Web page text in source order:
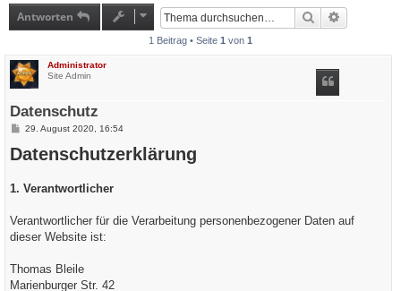
Antworten Suche
1 Beitrag • Seite 1 von 1
Administrator
Site Admin
Datenschutz
B
i
t
g
29. August 2020, 16:54
Datenschutzerklärung
1. Verantwortlicher
Verantwortlicher für die Verarbeitung personenbezogener Daten auf
dieser Website ist:
Thomas Bleile
Marienburger Str. 42